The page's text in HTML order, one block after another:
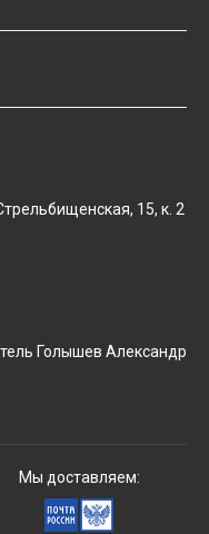
15, к. 2
Голышев Александр
Мы доставляем: